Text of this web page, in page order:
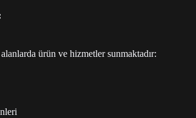
ürün ve hizmetler sunmaktadır: